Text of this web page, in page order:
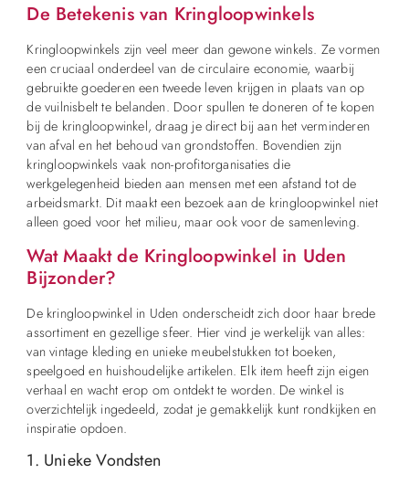
De Betekenis van Kringloopwinkels
Kringloopwinkels zijn veel meer dan gewone winkels. Ze vormen
een cruciaal onderdeel van de circulaire economie, waarbij
gebruikte goederen een tweede leven krijgen in plaats van op
de vuilnisbelt te belanden. Door spullen te doneren of te kopen
bij de kringloopwinkel, draag je direct bij aan het verminderen
van afval en het behoud van grondstoffen. Bovendien zijn
kringloopwinkels vaak non-profitorganisaties die
werkgelegenheid bieden aan mensen met een afstand tot de
arbeidsmarkt. Dit maakt een bezoek aan de kringloopwinkel niet
alleen goed voor het milieu, maar ook voor de samenleving.
Wat Maakt de Kringloopwinkel in Uden
Bijzonder?
De kringloopwinkel in Uden onderscheidt zich door haar brede
assortiment en gezellige sfeer. Hier vind je werkelijk van alles:
van vintage kleding en unieke meubelstukken tot boeken,
speelgoed en huishoudelijke artikelen. Elk item heeft zijn eigen
verhaal en wacht erop om ontdekt te worden. De winkel is
overzichtelijk ingedeeld, zodat je gemakkelijk kunt rondkijken en
inspiratie opdoen.
1. Unieke Vondsten